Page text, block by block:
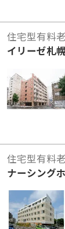
住宅型有料
イリーゼ札
住宅型有料
ナーシング